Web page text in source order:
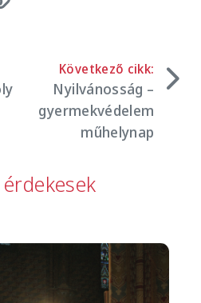
Következő cikk:
Nyilvánosság –
gyermekvédelem
műhelynap
érdekesek